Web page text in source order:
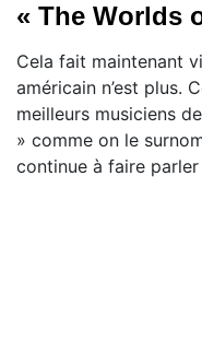
« The Worlds
Cela fait maintenant
américain n’est plus.
meilleurs musiciens
» comme on le
continue à faire parler